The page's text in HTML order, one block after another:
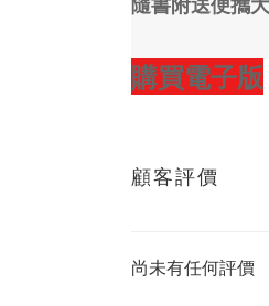
購買電子版
顧客評價
尚未有任何評價